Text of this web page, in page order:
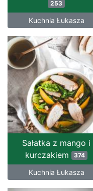
253
Kuchnia Łukasza
Sałatka z mango i
kurczakiem 374
Kuchnia Łukasza